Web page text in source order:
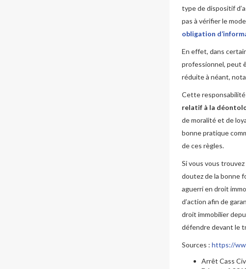
type de dispositif
pas à vérifier le
obligation
En effet, dans
professionnel, peut
réduite à néant,
Cette responsabilité
relatif à la
de moralité et de
bonne pratique
de ces règles.
Si vous vous
doutez de la bonne
aguerri en droit
d’action afin de
droit immobilier
défendre devant le
Sources : https://
Arrêt Cass